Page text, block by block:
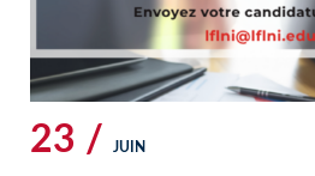
23 / JUIN